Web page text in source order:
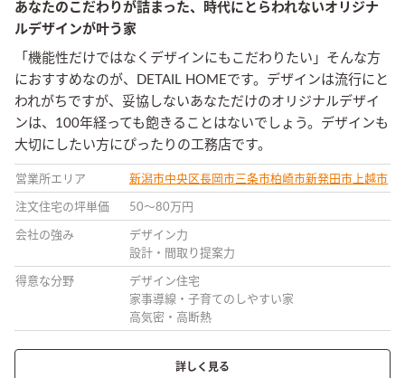
あなたのこだわりが詰まった、時代にとらわれないオリジナ
ルデザインが叶う家
「機能性だけではなくデザインにもこだわりたい」そんな方
におすすめなのが、DETAIL HOMEです。デザインは流行にと
われがちですが、妥協しないあなただけのオリジナルデザイ
ンは、100年経っても飽きることはないでしょう。デザインも
大切にしたい方にぴったりの工務店です。
営業所エリア 新潟市中央区長岡市 三条市柏崎市新発田市 上越市
注文住宅の坪単価 50〜80万円
会社の強み
デザイン力
設計・間取り提案力
得意な分野
デザイン住宅
家事導線・子育てのしやすい家
高気密・高断熱
詳しく見る